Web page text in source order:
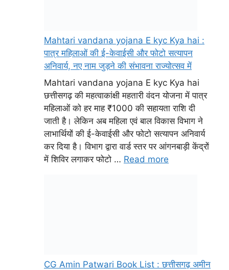
छत्तीसगढ़ की महत्वाकांक्षी महतारी वंदन योजना में पात्र
महिलाओं को हर माह ₹1000 की सहायता राशि दी
जाती है। लेकिन अब महिला एवं बाल विकास विभाग ने
कर दिया है। विभाग द्वारा वार्ड स्तर पर आंगनबाड़ी केंद्रों
में शिविर लगाकर फोटो … Read more
CG Amin
Patwari Book List : छत्तीसगढ़ अमीन एवं पटवारी
भर्ती 2025 के लिए सुझाई गई पुस्तक सूची
CG Amin Patwari Book List यदि आप अमीन